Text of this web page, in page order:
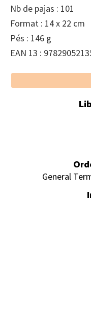
Nb de pajas : 101
Format : 14 x 22 cm
Pés : 146 g
EAN 13 :
Footer
General